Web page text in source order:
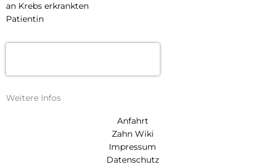
Weitere Infos
Anfahrt
Zahn Wiki
Impressum
Datenschutz